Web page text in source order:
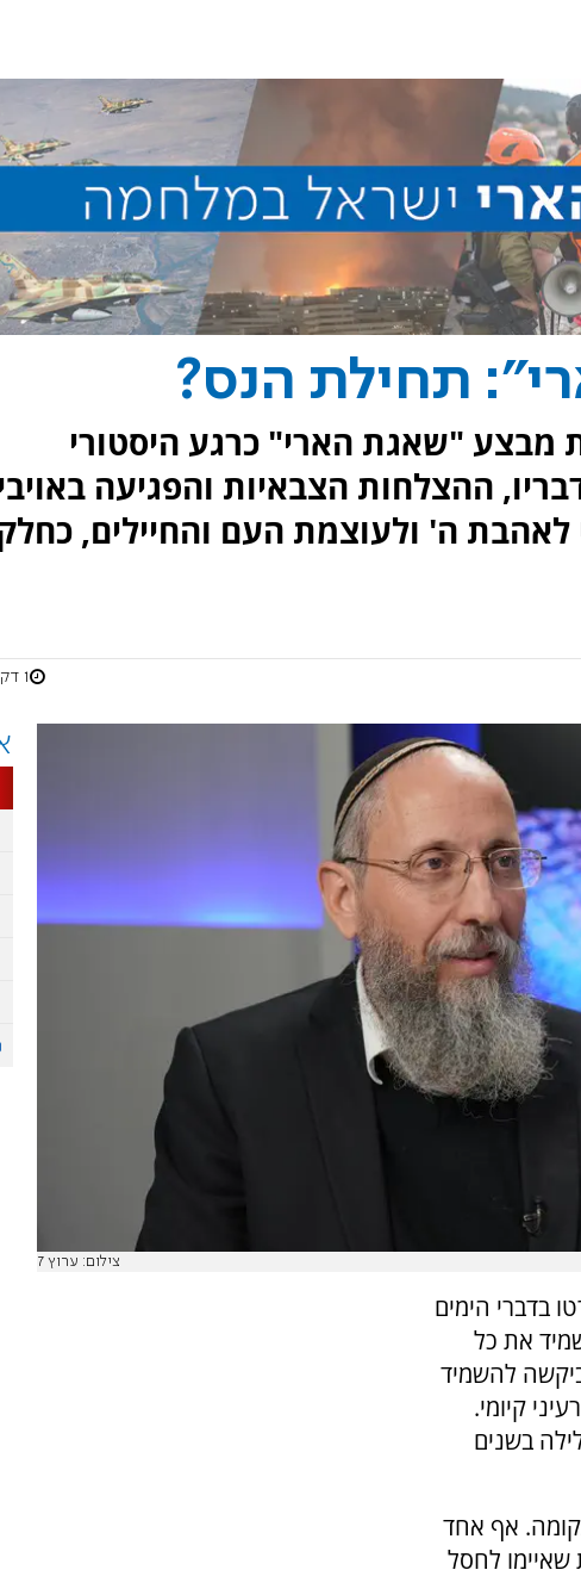
תחילת הנס?
מבצע "שאגת הארי" כרגע היסטורי
ההצלחות הצבאיות והפגיעה
לאהבת ה' ולעוצמת העם והחיילים,
1 דקות
צילום: ערוץ 7
בדברי הימים
את כל
להשמיד
קיומי.
בשנים
אף אחד
שאיימו לחסל